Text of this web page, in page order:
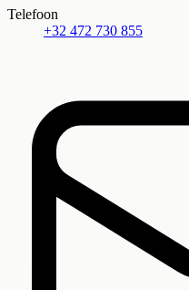
Telefoon
+32 472 730 855